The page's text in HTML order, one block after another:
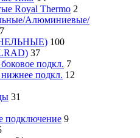
Royal Thermo 2
Алюминиевые/
7
100
37
подкл. 7
подкл. 12
31
подключение 9